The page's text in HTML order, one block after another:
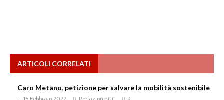
ARTICOLI CORRELATI
Caro Metano, petizione per salvare la mobilità sostenibile